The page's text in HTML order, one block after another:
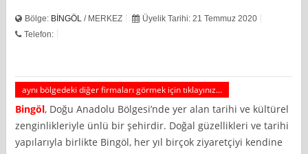
Bölge: BİNGÖL / MERKEZ
Üyelik Tarihi: 21 Temmuz 2020
Telefon:
aynı bölgedeki diğer firmaları görmek için tıklayınız...
Bingöl, Doğu Anadolu Bölgesi’nde yer alan tarihi ve kültürel
zenginlikleriyle ünlü bir şehirdir. Doğal güzellikleri ve tarihi
yapılarıyla birlikte Bingöl, her yıl birçok ziyaretçiyi kendine